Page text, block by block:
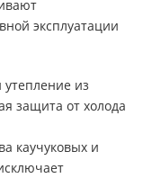
эксплуатации
из
защита от холода
каучуковых и